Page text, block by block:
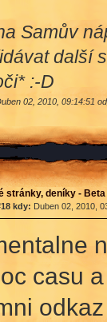
Samův
další
:-D
02, 2010, 09:14:51
stránky, deníky - Beta
kdy: Duben 02, 2010,
casu